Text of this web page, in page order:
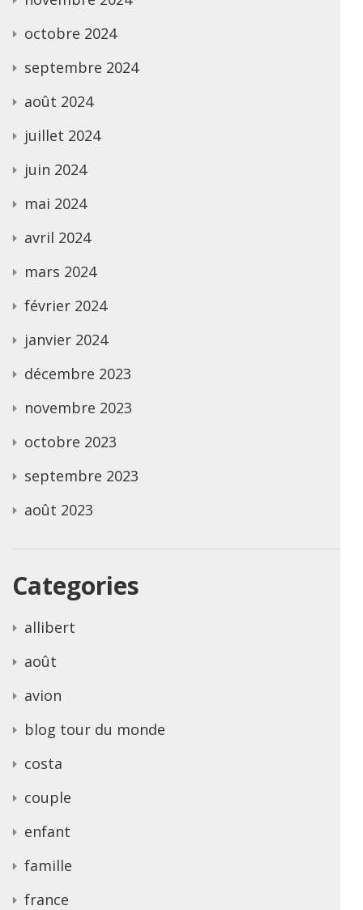
octobre 2024
septembre 2024
août 2024
juillet 2024
juin 2024
mai 2024
avril 2024
mars 2024
février 2024
janvier 2024
décembre 2023
novembre 2023
octobre 2023
septembre 2023
août 2023
Categories
allibert
août
avion
blog tour du monde
costa
couple
enfant
famille
france